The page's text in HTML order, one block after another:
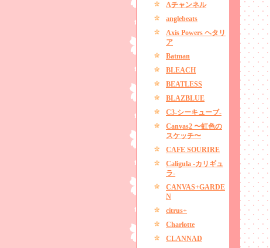
Aチャンネル
anglebeats
Axis Powers ヘタリ
ア
Batman
BLEACH
BEATLESS
BLAZBLUE
C3-シーキューブ-
Canvas2 〜虹色の
スケッチ〜
CAFE SOURIRE
Caligula -カリギュ
ラ-
CANVAS+GARDE
N
citrus+
Charlotte
CLANNAD